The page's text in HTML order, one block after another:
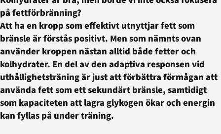
på fettförbränning?
Att ha en kropp som effektivt utnyttjar fett som
bränsle är förstås positivt. Men som nämnts ovan
använder kroppen nästan alltid både fetter och
kolhydrater. En del av den adaptiva responsen vid
uthållighetsträning är just att förbättra förmågan att
använda fett som ett sekundärt bränsle, samtidigt
som kapaciteten att lagra glykogen ökar och energin
kan fyllas på under träning.